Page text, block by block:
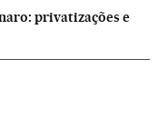
privatizações e